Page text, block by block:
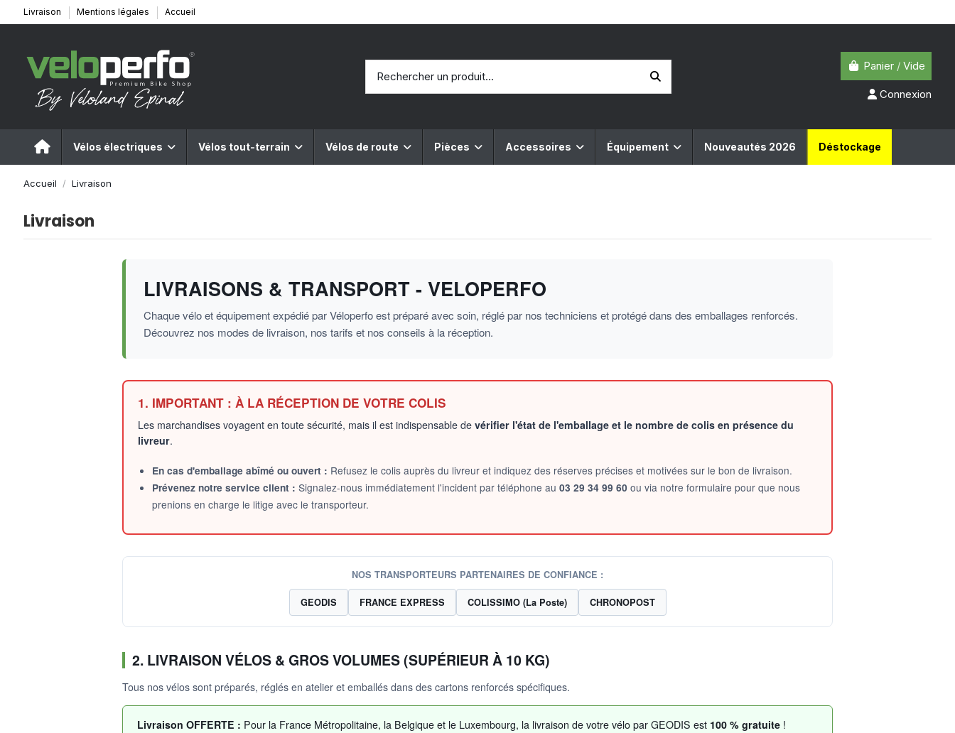
Livraison Mentions légales Accueil
Panier / Vide
Connexion
Vélos électriques Vélos tout-terrain Vélos de route Pièces Accessoires Équipement Nouveautés 2026 Déstockage
Accueil Livraison
Livraison
LIVRAISONS & TRANSPORT - VELOPERFO
Chaque vélo et équipement expédié par Véloperfo est préparé avec soin, réglé par nos techniciens et protégé dans des emballages renforcés.
Découvrez nos modes de livraison, nos tarifs et nos conseils à la réception.
1. IMPORTANT : À LA RÉCEPTION DE VOTRE COLIS
Les marchandises voyagent en toute sécurité, mais il est indispensable de vérifier l'état de l'emballage et le nombre de colis en présence du
livreur.
En cas d'emballage abîmé ou ouvert : Refusez le colis auprès du livreur et indiquez des réserves précises et motivées sur le bon de livraison.
Prévenez notre service client : Signalez-nous immédiatement l'incident par téléphone au 03 29 34 99 60 ou via notre formulaire pour que nous
prenions en charge le litige avec le transporteur.
NOS TRANSPORTEURS PARTENAIRES DE CONFIANCE :
GEODIS FRANCE EXPRESS COLISSIMO (La Poste) CHRONOPOST
2. LIVRAISON VÉLOS & GROS VOLUMES (SUPÉRIEUR À 10 KG)
Tous nos vélos sont préparés, réglés en atelier et emballés dans des cartons renforcés spécifiques.
Livraison OFFERTE : Pour la France Métropolitaine, la Belgique et le Luxembourg, la livraison de votre vélo par GEODIS est 100 % gratuite !